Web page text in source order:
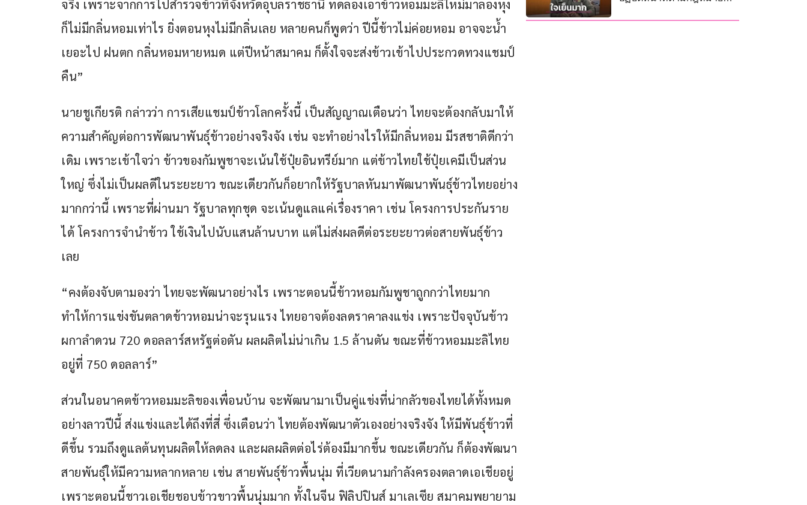
จริง เพราะจากการไปสำรวจข้าวที่จังหวัดอุบลราชธานี ทดลองเอาข้าวหอมมะลิใหม่มาลองหุง
ก็ไม่มีกลิ่นหอมเท่าไร ยิ่งตอนหุงไม่มีกลิ่นเลย หลายคนก็พูดว่า ปีนี้ข้าวไม่ค่อยหอม อาจจะน้ำ
เยอะไป ฝนตก กลิ่นหอมหายหมด แต่ปีหน้าสมาคม ก็ตั้งใจจะส่งข้าวเข้าไปประกวดทวงแชมป์
คืน”
นายชูเกียรติ กล่าวว่า การเสียแชมป์ข้าวโลกครั้งนี้ เป็นสัญญาณเตือนว่า ไทยจะต้องกลับมาให้
ความสำคัญต่อการพัฒนาพันธุ์ข้าวอย่างจริงจัง เช่น จะทำอย่างไรให้มีกลิ่นหอม มีรสชาติดีกว่า
เดิม เพราะเข้าใจว่า ข้าวของกัมพูชาจะเน้นใช้ปุ๋ยอินทรีย์มาก แต่ข้าวไทยใช้ปุ๋ยเคมีเป็นส่วน
ใหญ่ ซึ่งไม่เป็นผลดีในระยะยาว ขณะเดียวกันก็อยากให้รัฐบาลหันมาพัฒนาพันธุ์ข้าวไทยอย่าง
มากกว่านี้ เพราะที่ผ่านมา รัฐบาลทุกชุด จะเน้นดูแลแค่เรื่องราคา เช่น โครงการประกันราย
ได้ โครงการจำนำข้าว ใช้เงินไปนับแสนล้านบาท แต่ไม่ส่งผลดีต่อระยะยาวต่อสายพันธุ์ข้าว
เลย
“คงต้องจับตามองว่า ไทยจะพัฒนาอย่างไร เพราะตอนนี้ข้าวหอมกัมพูชาถูกกว่าไทยมาก
ทำให้การแข่งขันตลาดข้าวหอมน่าจะรุนแรง ไทยอาจต้องลดราคาลงแข่ง เพราะปัจจุบันข้าว
ผกาลำดวน 720 ดอลลาร์สหรัฐต่อตัน ผลผลิตไม่น่าเกิน 1.5 ล้านตัน ขณะที่ข้าวหอมมะลิไทย
อยู่ที่ 750 ดอลลาร์”
ส่วนในอนาคตข้าวหอมมะลิของเพื่อนบ้าน จะพัฒนามาเป็นคู่แข่งที่น่ากลัวของไทยได้ทั้งหมด
อย่างลาวปีนี้ ส่งแข่งและได้ถึงที่สี่ ซึ่งเตือนว่า ไทยต้องพัฒนาตัวเองอย่างจริงจัง ให้มีพันธุ์ข้าวที่
ดีขึ้น รวมถึงดูแลต้นทุนผลิตให้ลดลง และผลผลิตต่อไร่ต้องมีมากขึ้น ขณะเดียวกัน ก็ต้องพัฒนา
สายพันธุ์ให้มีความหลากหลาย เช่น สายพันธุ์ข้าวพื้นนุ่ม ที่เวียดนามกำลังครองตลาดเอเชียอยู่
เพราะตอนนี้ชาวเอเชียชอบข้าวขาวพื้นนุ่มมาก ทั้งในจีน ฟิลิปปินส์ มาเลเซีย สมาคมพยายาม